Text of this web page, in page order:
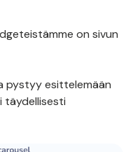
on sivun
pystyy esittelemään
täydellisesti